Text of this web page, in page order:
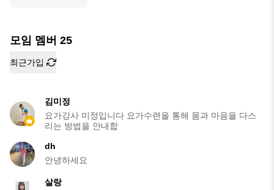
모임 멤버 25
최근가입
김미정
요가강사 미정입니다 요가수련을 통해 몸과 마음을 다스
리는 방법을 안내합
dh
안녕하세요
살랑